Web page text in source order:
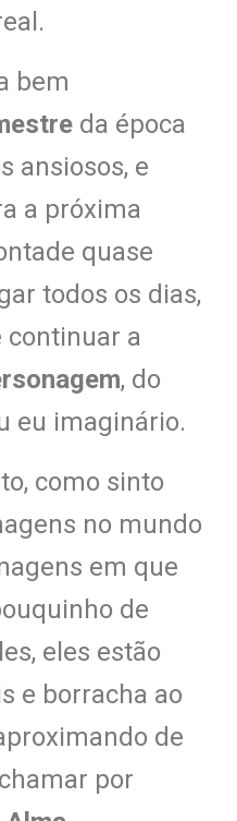
bem
da época
ansiosos, e
a próxima
quase
todos os dias,
continuar a
, do
eu imaginário.
como sinto
no mundo
em que
de
eles estão
e borracha ao
de
por